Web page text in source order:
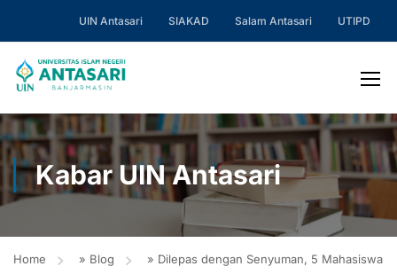
UIN Antasari SIAKAD Salam Antasari UTIPD
Kabar UIN Antasari
Home » Blog » Dilepas dengan Senyuman, 5 Mahasiswa